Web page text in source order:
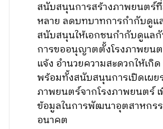
สนับสนุนการสร้างภาพยนตร์
หลาย ลดบทบาทการกำกับดูแ
สนับสนุนให้เอกชนกำกับดูแลกั
การขออนุญาตตั้งโรงภาพยน
แจ้ง อำนวยความสะดวกให้เกิ
พร้อมทั้งสนับสนุนการเปิดเผย
ภาพยนตร์จากโรงภาพยนตร์
ข้อมูลในการพัฒนาอุตสาหกร
อนาคต